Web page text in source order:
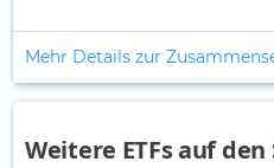
Mehr Details zur
Weitere ETFs auf den